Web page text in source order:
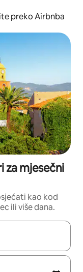
preko Airbnba
za mjesečni
kao kod
ili više dana.
ih pregledati